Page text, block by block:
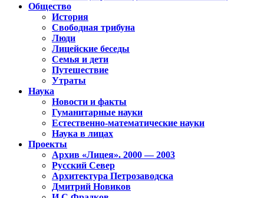
Общество
История
Свободная трибуна
Люди
Лицейские беседы
Семья и дети
Путешествие
Утраты
Наука
Новости и факты
Гуманитарные науки
Естественно-математические науки
Наука в лицах
Проекты
Архив «Лицея». 2000 — 2003
Русский Север
Архитектура Петрозаводска
Дмитрий Новиков